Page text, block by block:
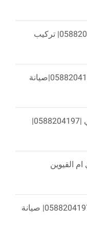
تصليح وصيانة مكيفات عجمان |0588204197| تركيب
تصليح وصيانة مكيفات ام القيوين |0588204197|صيانة
افضل شركات تصليح مكيفات في دبي |0588204197|
القيوين
تركيب وصيانة مكيفات في عجمان |0588204197| صيانة